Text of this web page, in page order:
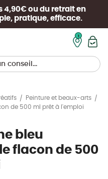
4,90€ ou du retrait en
pratique, efficace.
Peinture et beaux-arts
de 500 ml prêt à l'emploi
bleu
flacon de 500